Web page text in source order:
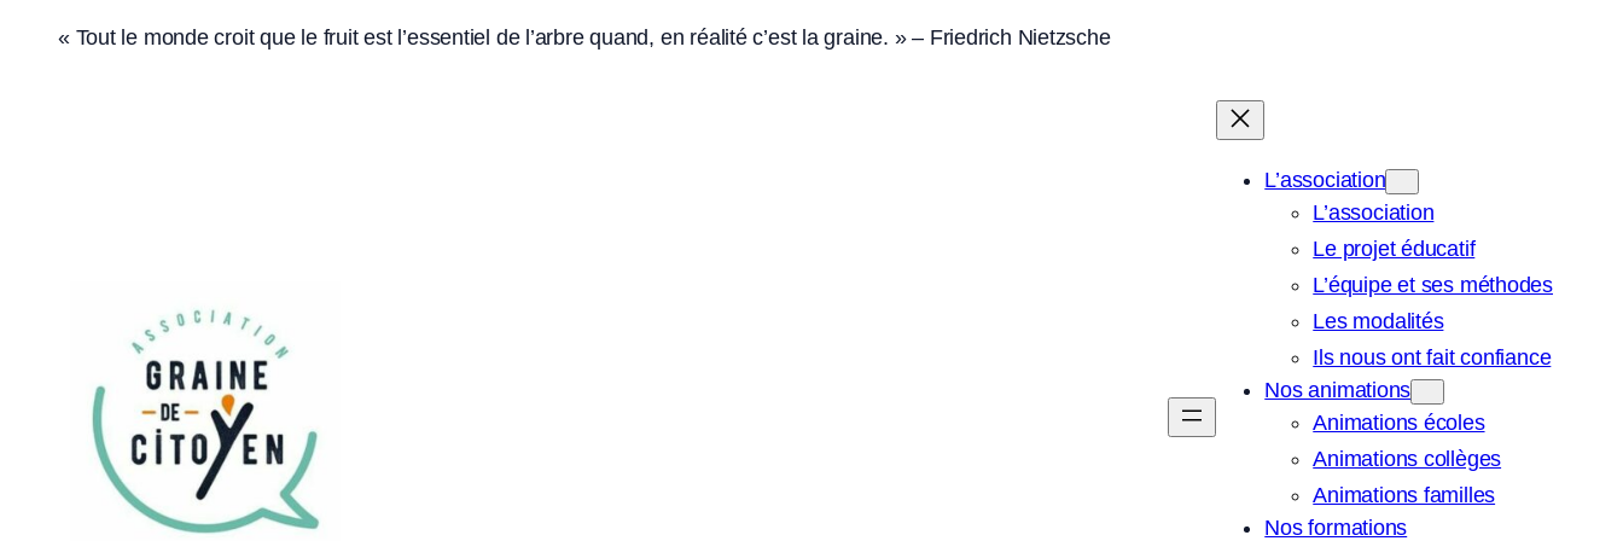
« Tout le monde croit que le fruit est l’essentiel de l’arbre quand, en réalité c’est la graine. » – Friedrich Nietzsche
L’association
L’association
Le projet éducatif
L’équipe et ses méthodes
Les modalités
Ils nous ont fait confiance
Nos animations
Animations écoles
Animations collèges
Animations familles
Nos formations